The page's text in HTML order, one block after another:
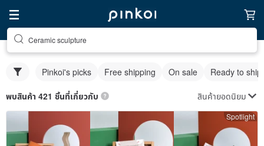
Ceramic sculpture
Pinkoi's picks Free shipping On sale Ready to ship
พบสินค้า 421 ชิ้นที่เกี่ยวกับ สินค้ายอดนิยม
Spotlight